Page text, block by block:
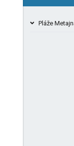
Pláže